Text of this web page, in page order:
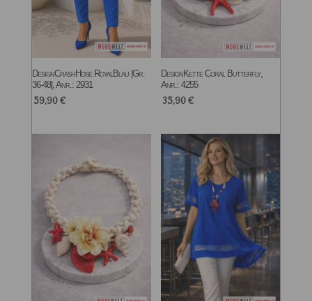
DesignCrashHose RoyalBlau |Gr.
36-48|, Anr.: 2931
59,90€
DesignKette Coral Butterfly,
Anr.: 4255
35,90€